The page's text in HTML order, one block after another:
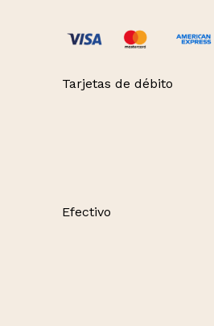
Tarjetas de débito
Efectivo